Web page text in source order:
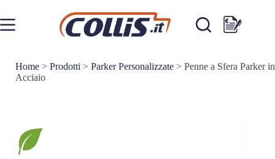
contenuto
Carrello
Home > Prodotti > Parker Personalizzate > Penne a Sfera Parker in
Acciaio